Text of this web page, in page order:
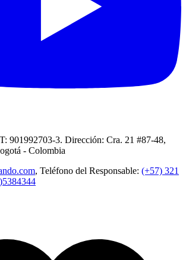
901992703-3. Dirección: Cra. 21 #87-48,
- Colombia
, Teléfono del Responsable: (+57) 321